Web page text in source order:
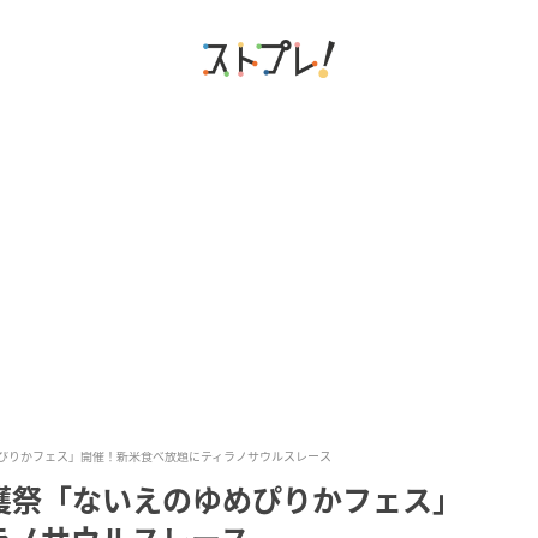
かフェス」開催！新米食べ放題にティラノサウルスレース
「ないえのゆめぴりかフェス」